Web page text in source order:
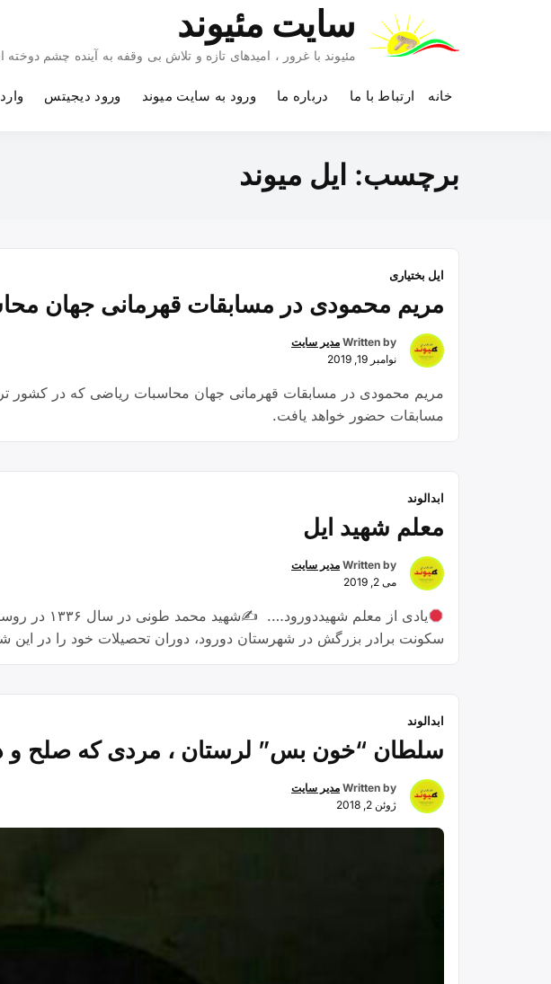
سایت مئیوند
مئیوند با غرور ، امیدهای تازه و تلاش بی وقفه به آینده چشم
خانه ارتباط با ما درباره ما ورود به سایت میوند ورود دیجیتس
برچسب: ایل میوند
ایل بختیاری
مریم محمودی در مسابقات قهرمانی جهان
Written by مدیر سایت
نوامبر 19, 2019
مسابقات حضور خواهد یافت.
ابدالوند
معلم شهید ایل
Written by مدیر سایت
می 2, 2019
یادی از
سکونت برادر بزرگش در شهرستان دورود، دوران تحصیلات خود را در
ابدالوند
سلطان “خون بس” لرستان ، مردی که صلح و
Written by مدیر سایت
ژوئن 2, 2018